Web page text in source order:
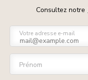
Consultez notre
Votre adresse e-mail
Prénom